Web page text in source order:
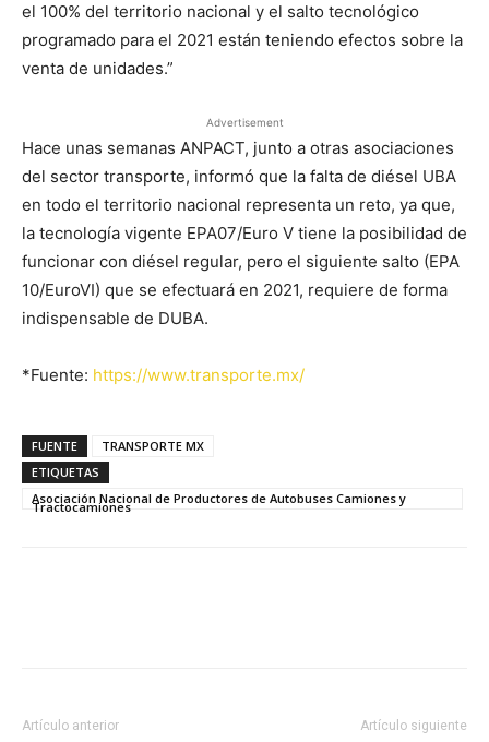
el 100% del territorio nacional y el salto tecnológico
programado para el 2021 están teniendo efectos sobre la
venta de unidades.”
Advertisement
Hace unas semanas ANPACT, junto a otras asociaciones
del sector transporte, informó que la falta de diésel UBA
en todo el territorio nacional representa un reto, ya que,
la tecnología vigente EPA07/Euro V tiene la posibilidad de
funcionar con diésel regular, pero el siguiente salto (EPA
10/EuroVI) que se efectuará en 2021, requiere de forma
indispensable de DUBA.
*Fuente: https://www.transporte.mx/
FUENTE
TRANSPORTE MX
ETIQUETAS
Asociación Nacional de Productores de Autobuses Camiones y
Tractocamiones
Artículo anterior Artículo siguiente